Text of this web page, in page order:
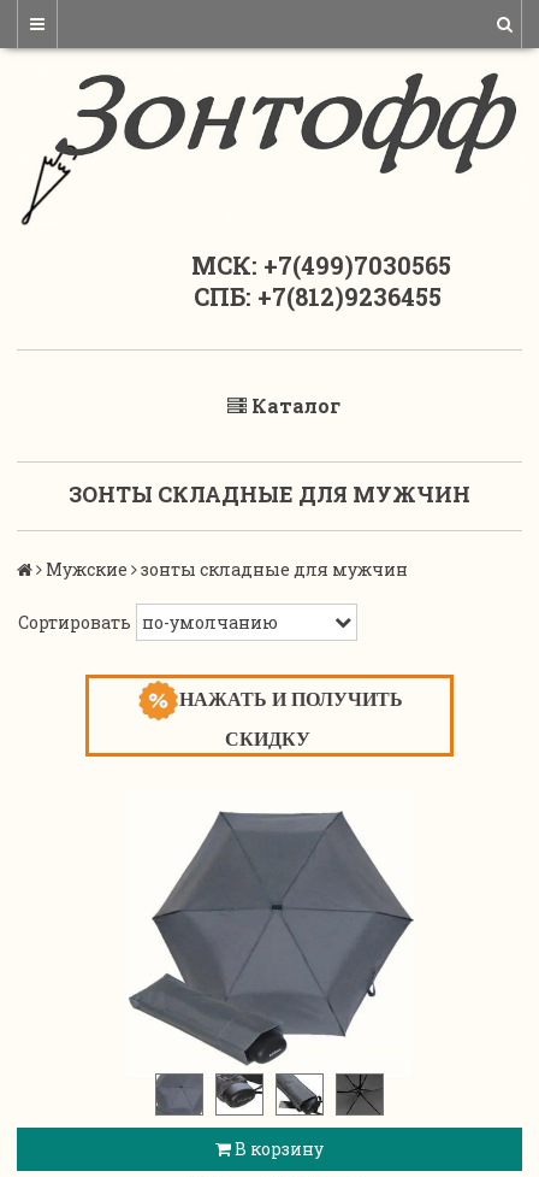
МСК: +7(499)7030565
СПБ: +7(812)9236455
Каталог
ЗОНТЫ СКЛАДНЫЕ ДЛЯ МУЖЧИН
Мужские зонты складные для мужчин
Сортировать
НАЖАТЬ И ПОЛУЧИТЬ
СКИДКУ
В корзину